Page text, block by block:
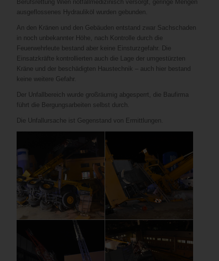
Berufsrettung Wien notfallmedizinisch versorgt, geringe Mengen
ausgeflossenes Hydrauliköl wurden gebunden.
An den Kränen und den Gebäuden entstand zwar Sachschaden
in noch unbekannter Höhe, nach Kontrolle durch die
Feuerwehrleute bestand aber keine Einsturzgefahr. Die
Einsatzkräfte kontrollierten auch die Lage der umgestürzten
Kräne und der beschädigten Haustechnik – auch hier bestand
keine weitere Gefahr.
Der Unfallbereich wurde großräumig abgesperrt, die Baufirma
führt die Bergungsarbeiten selbst durch.
Die Unfallursache ist Gegenstand von Ermittlungen.